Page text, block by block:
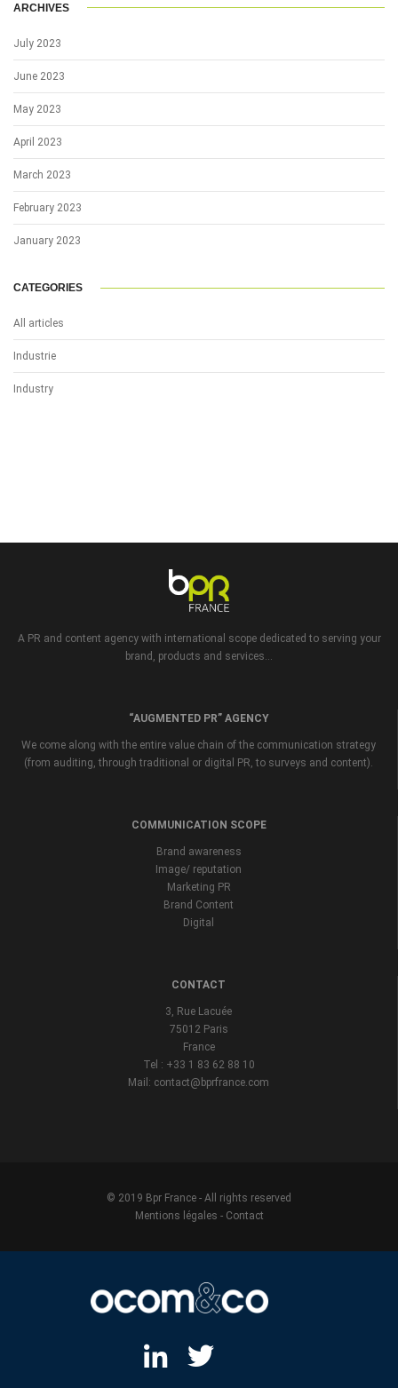
ARCHIVES
July 2023
June 2023
May 2023
April 2023
March 2023
February 2023
January 2023
CATEGORIES
All articles
Industrie
Industry
A PR and content agency with international scope dedicated to serving your
brand, products and services...
“AUGMENTED PR” AGENCY
We come along with the entire value chain of the communication strategy
(from auditing, through traditional or digital PR, to surveys and content).
COMMUNICATION SCOPE
Brand awareness
Image/ reputation
Marketing PR
Brand Content
Digital
CONTACT
3, Rue Lacuée
75012 Paris
France
Tel : +33 1 83 62 88 10
Mail: contact@bprfrance.com
© 2019 Bpr France - All rights reserved
Mentions légales - Contact